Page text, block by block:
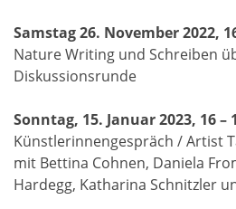
Samstag 26. November 2022,
Nature Writing und Schreiben
Diskussionsrunde
Sonntag, 15. Januar 2023, 16 –
Künstlerinnengespräch / Artist
mit Bettina Cohnen, Daniela
Hardegg, Katharina Schnitzler